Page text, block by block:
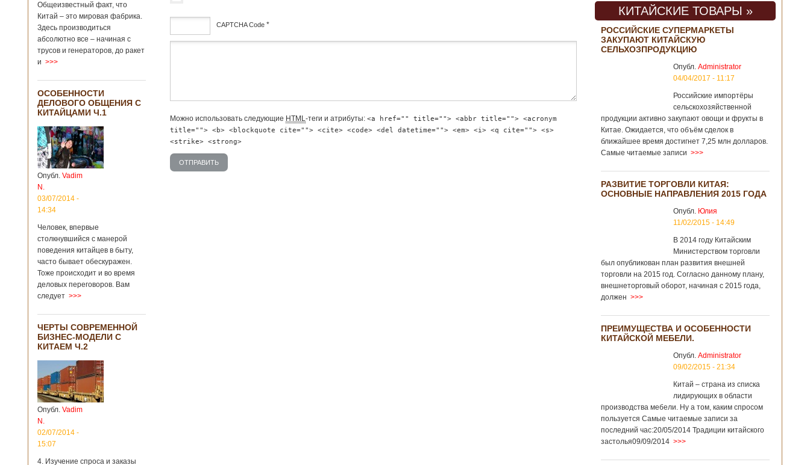
Общеизвестный факт, что
Китай – это мировая фабрика.
Здесь производиться
абсолютно все – начиная с
трусов и генераторов, до ракет
и >>>
ОСОБЕННОСТИ
ДЕЛОВОГО ОБЩЕНИЯ С
КИТАЙЦАМИ Ч.1
Опубл. Vadim
N.
03/07/2014 -
14:34
Человек, впервые
столкнувшийся с манерой
поведения китайцев в быту,
часто бывает обескуражен.
Тоже происходит и во время
деловых переговоров. Вам
следует >>>
ЧЕРТЫ СОВРЕМЕННОЙ
БИЗНЕС-МОДЕЛИ С
КИТАЕМ Ч.2
Опубл. Vadim
N.
02/07/2014 -
15:07
4. Изучение спроса и заказы
CAPTCHA Code *
Можно использовать следующие HTML-теги и атрибуты: <a href="" title=""> <abbr title=""> <acronym
title=""> <b> <blockquote cite=""> <cite> <code> <del datetime=""> <em> <i> <q cite=""> <s>
<strike> <strong>
КИТАЙСКИЕ ТОВАРЫ »
РОССИЙСКИЕ СУПЕРМАРКЕТЫ
ЗАКУПАЮТ КИТАЙСКУЮ
СЕЛЬХОЗПРОДУКЦИЮ
Опубл. Administrator
04/04/2017 - 11:17
Российские импортёры
сельскохозяйственной
продукции активно закупают овощи и фрукты в
Китае. Ожидается, что объём сделок в
ближайшее время достигнет 7,25 млн долларов.
Самые читаемые записи >>>
РАЗВИТИЕ ТОРГОВЛИ КИТАЯ:
ОСНОВНЫЕ НАПРАВЛЕНИЯ 2015 ГОДА
Опубл. Юлия
11/02/2015 - 14:49
В 2014 году Китайским
Министерством торговли
был опубликован план развития внешней
торговли на 2015 год. Согласно данному плану,
внешнеторговый оборот, начиная с 2015 года,
должен >>>
ПРЕИМУЩЕСТВА И ОСОБЕННОСТИ
КИТАЙСКОЙ МЕБЕЛИ.
Опубл. Administrator
09/02/2015 - 21:34
Китай – страна из списка
лидирующих в области
производства мебели. Ну а том, каким спросом
пользуется Самые читаемые записи за
последний час:20/05/2014 Традиции китайского
застолья09/09/2014 >>>